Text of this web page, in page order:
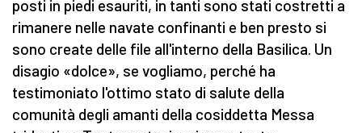
posti in piedi esauriti, in tanti sono stati costretti a
rimanere nelle navate confinanti e ben presto si
sono create delle file all'interno della Basilica. Un
disagio «dolce», se vogliamo, perché ha
testimoniato l'ottimo stato di salute della
comunità degli amanti della cosiddetta Messa